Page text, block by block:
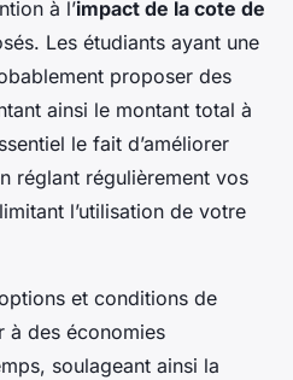
à l’impact de la cote de
Les étudiants ayant une
proposer des
ainsi le montant total à
le fait d’améliorer
réglant régulièrement vos
l’utilisation de votre
et conditions de
à des économies
soulageant ainsi la